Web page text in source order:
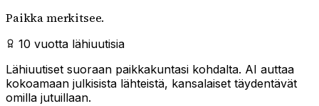
Paikka merkitsee.
10 vuotta lähiuutisia
Lähiuutiset suoraan paikkakuntasi kohdalta. AI auttaa
kokoamaan julkisista lähteistä, kansalaiset täydentävät
omilla jutuillaan.